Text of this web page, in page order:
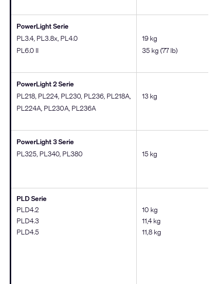
PowerLight Serie
PL3.4, PL3.8x, PL4.0
PL6.0 II
19 kg
35 kg (77 lb)
PowerLight 2 Serie
PL218, PL224, PL230, PL236, PL218A,
PL224A, PL230A, PL236A
13 kg
PowerLight 3 Serie
PL325, PL340, PL380
15 kg
PLD Serie
PLD4.2
PLD4.3
PLD4.5
10 kg
11,4 kg
11,8 kg